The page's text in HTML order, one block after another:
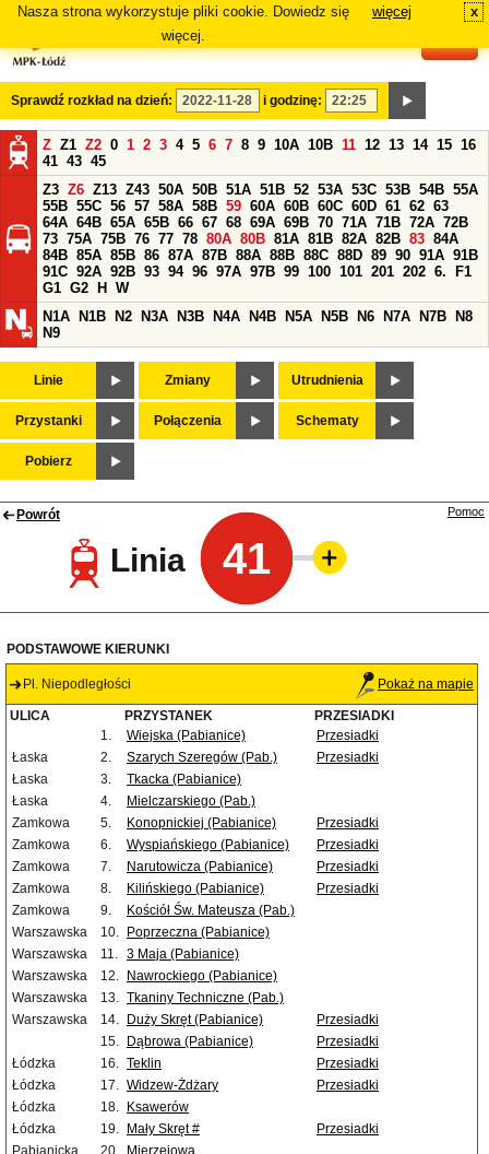
Nasza strona wykorzystuje pliki cookie. Dowiedz się
więcej.
więcej x
Sprawdź rozkład na dzień: i godzinę:
Z Z1 Z2 0 1 2 3 4 5 6 7 8 9 10A 10B 11 12 13 14 15 16
41 43 45
Z3 Z6 Z13 Z43 50A 50B 51A 51B 52 53A 53C 53B 54B 55A
55B 55C 56 57 58A 58B 59 60A 60B 60C 60D 61 62 63
64A 64B 65A 65B 66 67 68 69A 69B 70 71A 71B 72A 72B
73 75A 75B 76 77 78 80A 80B 81A 81B 82A 82B 83 84A
84B 85A 85B 86 87A 87B 88A 88B 88C 88D 89 90 91A 91B
91C 92A 92B 93 94 96 97A 97B 99 100 101 201 202 6.
F1
G1 G2 H
W
N1A
N1B N2 N3A N3B N4A N4B N5A N5B N6 N7A N7B
N8
N9
Linie Zmiany Utrudnienia
Przystanki Połączenia Schematy
Pobierz
Powrót
Linia 41
Pomoc
PODSTAWOWE KIERUNKI
Pl. Niepodległości Pokaż na mapie
ULICA PRZYSTANEK
PRZESIADKI
1.
Wiejska (Pabianice)
Przesiadki
Łaska
2. Szarych Szeregów (Pab.)
Przesiadki
Łaska
3.
Tkacka (Pabianice)
Łaska
4.
Mielczarskiego (Pab.)
Zamkowa
5. Konopnickiej (Pabianice)
Przesiadki
Zamkowa
6. Wyspiańskiego (Pabianice)
Przesiadki
Zamkowa
7. Narutowicza (Pabianice)
Przesiadki
Zamkowa
8. Kilińskiego (Pabianice)
Przesiadki
Zamkowa
9.
Kościół Św. Mateusza (Pab.)
Warszawska
10.
Poprzeczna (Pabianice)
Warszawska
11. 3 Maja (Pabianice)
Warszawska
12.
Nawrockiego (Pabianice)
Warszawska
13. Tkaniny Techniczne (Pab.)
Warszawska
14. Duży Skręt (Pabianice)
Przesiadki
15.
Dąbrowa (Pabianice)
Przesiadki
Łódzka
16. Teklin
Przesiadki
Łódzka
17. Widzew-Żdżary
Przesiadki
Łódzka
18.
Ksawerów
Łódzka
19. Mały Skręt #
Przesiadki
Pabianicka
20.
Mierzejowa